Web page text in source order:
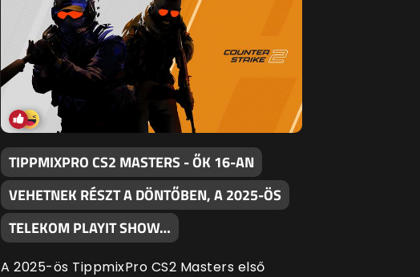
TIPPMIXPRO CS2 MASTERS - ŐK 16-AN
VEHETNEK RÉSZT A DÖNTŐBEN, A 2025-ÖS
TELEKOM PLAYIT SHOW…
A 2025-ös TippmixPro CS2 Masters első